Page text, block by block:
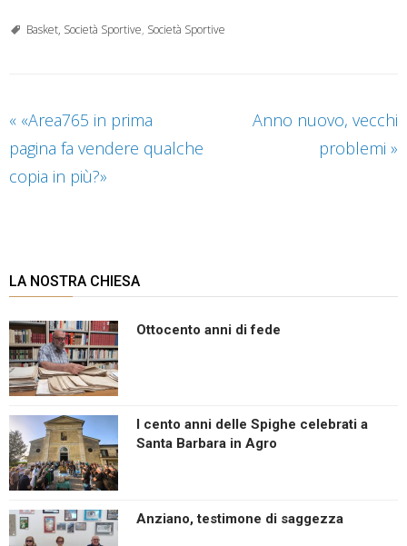
Basket, Società Sportive, Società Sportive
« «Area765 in prima
pagina fa vendere qualche
copia in più?»
Anno nuovo, vecchi
problemi »
LA NOSTRA CHIESA
Ottocento anni di fede
I cento anni delle Spighe celebrati a
Santa Barbara in Agro
Anziano, testimone di saggezza